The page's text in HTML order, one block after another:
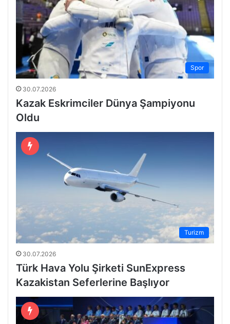
Spor
30.07.2026
Kazak Eskrimciler Dünya Şampiyonu
Oldu
Turizm
30.07.2026
Türk Hava Yolu Şirketi SunExpress
Kazakistan Seferlerine Başlıyor